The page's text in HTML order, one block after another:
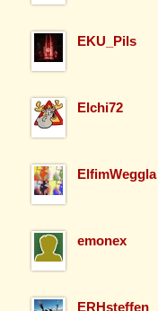
EKU_Pils
Elchi72
ElfimWeggla
emonex
ERHsteffen